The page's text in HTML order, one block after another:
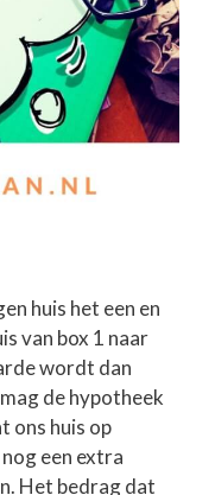
huis het een en
van box 1 naar
wordt dan
de hypotheek
ons huis op
een extra
Het bedrag dat